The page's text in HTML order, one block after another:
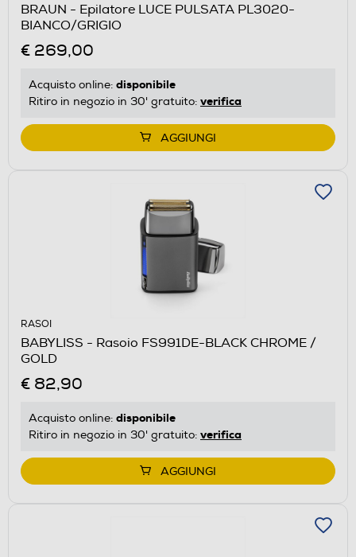
BRAUN - Epilatore LUCE PULSATA PL3020-
BIANCO/GRIGIO
€ 269,00
Acquisto online: disponibile
Ritiro in negozio in 30' gratuito: verifica
AGGIUNGI
RASOI
BABYLISS - Rasoio FS991DE-BLACK CHROME /
GOLD
€ 82,90
Acquisto online: disponibile
Ritiro in negozio in 30' gratuito: verifica
AGGIUNGI